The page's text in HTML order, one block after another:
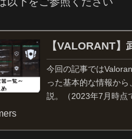
【VALORANT
今回の記事では
った基本的な情報か
説。（2023年7月時点